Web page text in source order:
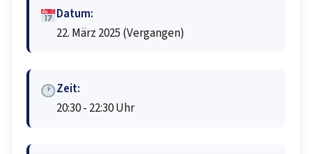
Datum:
22. März 2025 (Vergangen)
Zeit:
20:30 - 22:30 Uhr